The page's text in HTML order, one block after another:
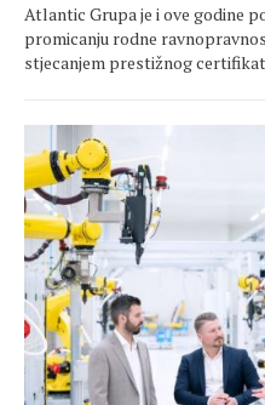
Atlantic Grupa je i ove godine
promicanju rodne
stjecanjem prestižnog